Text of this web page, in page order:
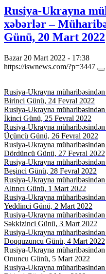
Rusiya-Ukrayna
xəbərlər –
Günü, 20 Mart 2022
Bazar 20 Mart 2022 - 17:38
https://iswnews.com/?p=3447
Rusiya-Ukrayna müharibə
Birinci Günü, 24 Fevral 2022
Rusiya-Ukrayna
İkinci Günü, 25 Fevral 2022
Rusiya-Ukrayna
Üçüncü Günü, 26 Fevral 2022
Rusiya-Ukrayna
Dördüncü Günü, 27 Fevral 2022
Rusiya-Ukrayna
Beşinci Günü, 28 Fevral 2022
Rusiya-Ukrayna
Altıncı Günü, 1 Mart 2022
Rusiya-Ukrayna
Yeddinci Günü, 2 Mart 2022
Rusiya-Ukrayna
Səkkizinci Günü, 3 Mart 2022
Rusiya-Ukrayna
Doqquzuncu Günü, 4 Mart 2022
Rusiya-Ukrayna
Onuncu Günü, 5 Mart 2022
Rusiya-Ukrayna